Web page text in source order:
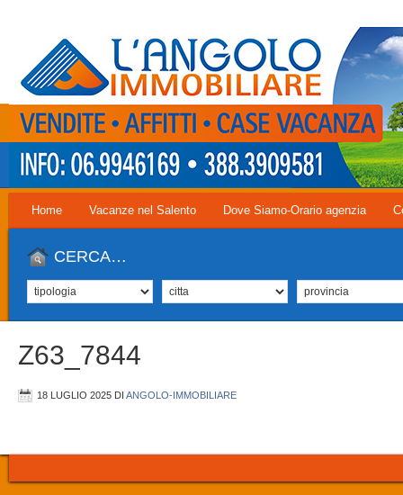
Home Vacanze nel Salento Dove Siamo-Orario agenzia
CERCA…
Z63_7844
18 LUGLIO 2025 DI ANGOLO-IMMOBILIARE